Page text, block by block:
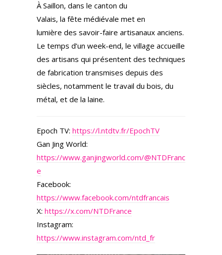
er
a
m
À Saillon, dans le canton du
Valais, la fête médiévale met en
lumière des savoir-faire artisanaux anciens.
Le temps d’un week-end, le village accueille
des artisans qui présentent des techniques
de fabrication transmises depuis des
siècles, notamment le travail du bois, du
métal, et de la laine.
Epoch TV: https://l.ntdtv.fr/EpochTV
Gan Jing World:
https://www.ganjingworld.com/@NTDFranc
e
Facebook:
https://www.facebook.com/ntdfrancais
X: https://x.com/NTDFrance
Instagram:
https://www.instagram.com/ntd_fr